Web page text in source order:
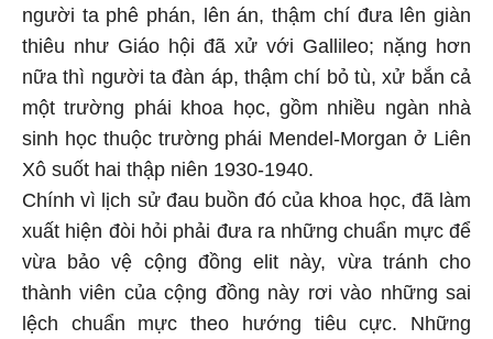
người ta phê phán, lên án, thậm chí đưa lên giàn
thiêu như Giáo hội đã xử với Gallileo; nặng hơn
nữa thì người ta đàn áp, thậm chí bỏ tù, xử bắn cả
một trường phái khoa học, gồm nhiều ngàn nhà
sinh học thuộc trường phái Mendel-Morgan ở Liên
Xô suốt hai thập niên 1930-1940.
Chính vì lịch sử đau buồn đó của khoa học, đã làm
xuất hiện đòi hỏi phải đưa ra những chuẩn mực để
vừa bảo vệ cộng đồng elit này, vừa tránh cho
thành viên của cộng đồng này rơi vào những sai
lệch chuẩn mực theo hướng tiêu cực. Những